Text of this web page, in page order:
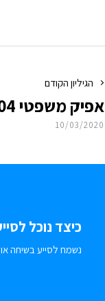
הגיליון הקודם
אפיק משפטי 304 11.03.2020
10/03/2020
כיצד נוכל
נשמח לסייע בשיחה